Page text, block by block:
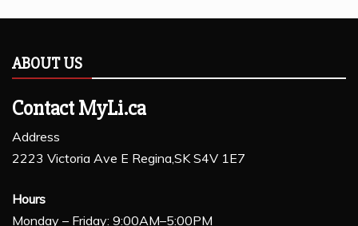
ABOUT US
Contact MyLi.ca
Address
2223 Victoria Ave E Regina,SK S4V 1E7
Hours
Monday – Friday: 9:00AM–5:00PM